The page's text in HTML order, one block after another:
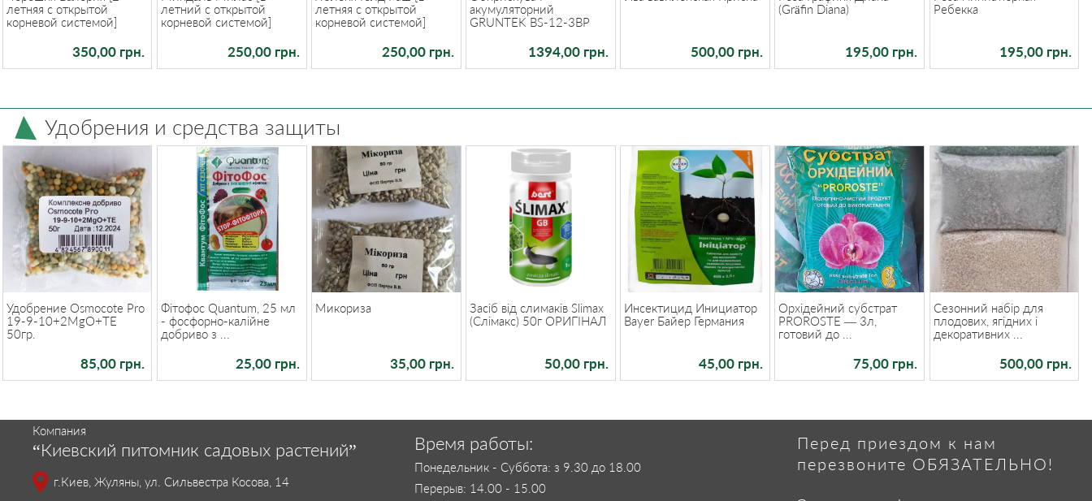
летняя с открытой
корневой системой]
350,00 грн.
летний с открытой
корневой системой]
250,00 грн.
летняя с открытой
корневой системой]
250,00 грн.
акумуляторний
GRUNTEK BS-12-3BP
1394,00 грн. 500,00 грн.
(Gräfin Diana)
195,00 грн.
Ребекка
195,00 грн.
Удобрения и средства защиты
Удобрение Osmocote Pro
19-9-10+2MgO+TE
50гр.
85,00 грн.
Фітофос Quantum, 25 мл
- фосфорно-калійне
добриво з ...
25,00 грн.
Микориза
35,00 грн.
Засіб від слимаків Slimax
(Слімакс) 50г ОРИГІНАЛ
50,00 грн.
Инсектицид Инициатор
Bayer Байер Германия
45,00 грн.
Орхідейний субстрат
PROROSTE — 3л,
готовий до ...
75,00 грн.
Сезонний набір для
плодових, ягідних і
декоративних ...
500,00 грн.
Компания
“Киевский питомник садовых растений”
г.Киев, Жуляны, ул. Сильвестра Косова, 14
Время работы:
Понедельник - Суббота: з 9.30 до 18.00
Перерыв: 14.00 - 15.00
Перед приездом к нам
перезвоните ОБЯЗАТЕЛЬНО!